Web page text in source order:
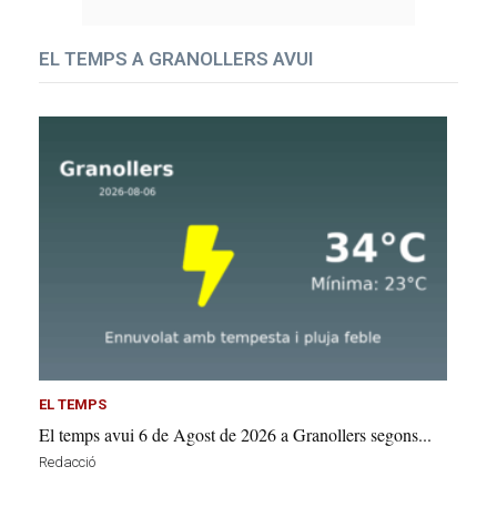
EL TEMPS A GRANOLLERS AVUI
EL TEMPS
El temps avui 6 de Agost de 2026 a Granollers segons...
Redacció